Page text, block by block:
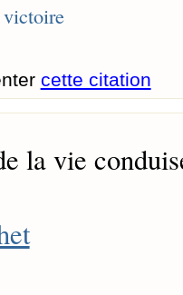
victoire
cette citation
la vie